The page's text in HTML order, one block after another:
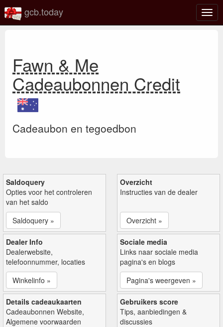
gcb.today
Fawn & Me
Cadeaubonnen Credit
Cadeaubon en tegoedbon
Saldoquery
Opties voor het controleren
van het saldo
Saldoquery »
Overzicht
Instructies van de dealer
Overzicht »
Dealer Info
Dealerwebsite,
telefoonnummer, locaties
Winkelinfo »
Sociale media
Links naar sociale media
pagina's en blogs
Pagina's weergeven »
Details cadeaukaarten
Cadeaubonnen Website,
Algemene voorwaarden
Gebruikers score
Tips, aanbiedingen &
discussies